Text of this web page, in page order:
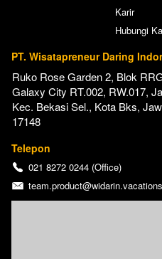
Karir
Hubungi
PT. Wisatapreneur Daring
Ruko Rose Garden 2, Blok
Galaxy City RT.002, RW.017,
Kec. Bekasi Sel., Kota Bks,
17148
Telepon
021 8272 0244 (Office)
team.product@widarin.vacations